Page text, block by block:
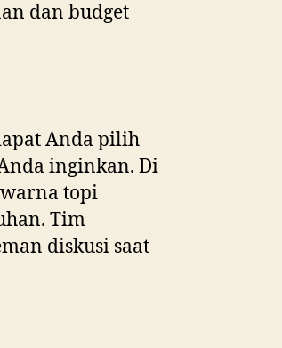
dan budget
Anda pilih
inginkan. Di
topi
Tim
diskusi saat